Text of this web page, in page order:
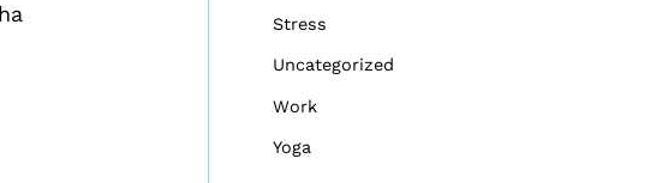
Stress
Uncategorized
Work
Yoga